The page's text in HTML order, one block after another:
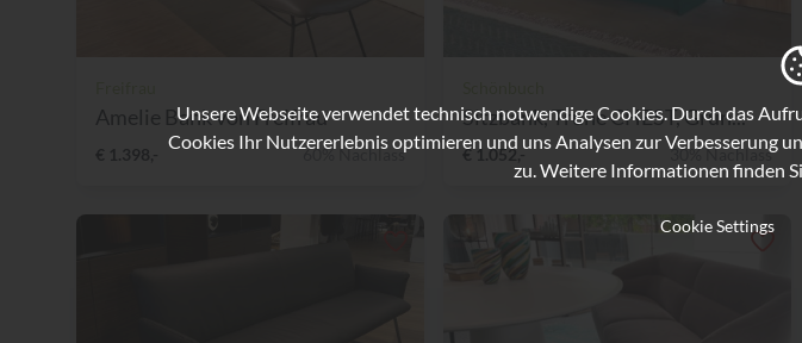
Amelie Bank von Freifrau
€ 1.398,- 60% Nachlass
Sitzbank, Truhe CHEST, Grün...
€ 1.052,- 30% Nachlass
Unsere Webseite verwendet technisch notwendige Cookies. Durch das
Cookies Ihr Nutzererlebnis optimieren und uns Analysen zur Verbesserung
zu. Weitere Informationen finden
Cookie Settings